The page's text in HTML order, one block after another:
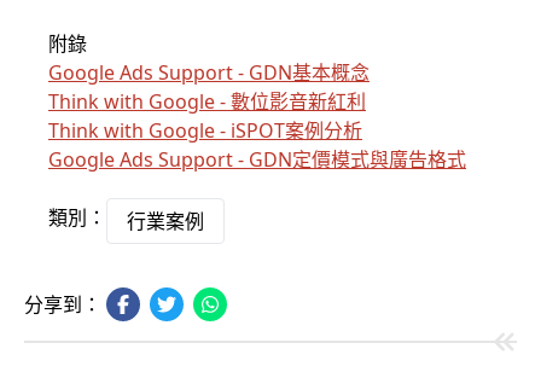
附錄
Google Ads Support - GDN基本概念
Think with Google - 數位影音新紅利
Think with Google - iSPOT案例分析
Google Ads Support - GDN定價模式與廣告格式
類別： 行業案例
分享到：